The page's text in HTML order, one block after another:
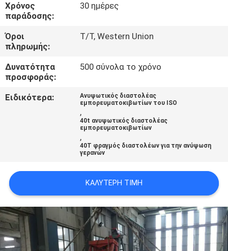
ΈΛΕΓΧΟΣ
ΠΟΙΌΤΗΤΑΣ
ΕΙΔΉΣΕΙΣ
ΥΠΟΘΈΣΕΙΣ
SITEMAP
ΠΟΛΙΤΙΚΉ
ΑΠΟΡΡΉΤΟΥ
Χρόνος
παράδοσης:
30 ημέρες
Όροι
πληρωμής:
T/T, Western Union
Δυνατότητα
προσφοράς:
500 σύνολα το χρόνο
Ειδικότερα:
Ανυψωτικός διαστολέας
εμπορευματοκιβωτίων του ISO
,
40t ανυψωτικός διαστολέας
εμπορευματοκιβωτίων
,
40T φραγμός διαστολέων για την ανύψωση
γερανών
ΚΑΛΎΤΕΡΗ ΤΙΜΉ